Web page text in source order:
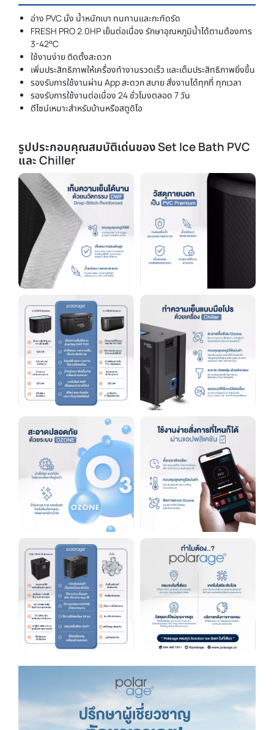
อ่าง PVC นั่ง น้ำหนักเบา ทนทานและกะทัดรัด
FRESH PRO 2.0HP เย็นต่อเนื่อง รักษาอุณหภูมิน้ำได้ตามต้องการ
3-42°C
ใช้งานง่าย ติดตั้งสะดวก
เพิ่มประสิทธิภาพให้เครื่องทำงานรวดเร็ว และเต็มประสิทธิภาพยิ่งขึ้น
รองรับการใช้งานผ่าน App สะดวก สบาย สั่งงานได้ทุกที่ ทุกเวลา
รองรับการใช้งานต่อเนื่อง 24 ชั่วโมงตลอด 7 วัน
ดีไซน์เหมาะสำหรับบ้านหรือสตูดิโอ
รูปประกอบคุณสมบัติเด่นของ Set Ice Bath PVC
และ Chiller